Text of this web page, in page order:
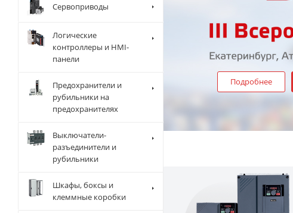
Подробнее
Сервоприводы
Логические
контроллеры и HMI-
панели
Предохранители и
рубильники на
предохранителях
Выключатели-
разъединители и
рубильники
Шкафы, боксы и
клеммные коробки